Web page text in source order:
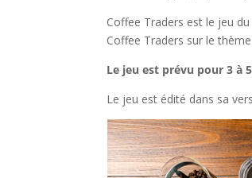
Coffee Traders est le jeu
Coffee Traders sur le
Le jeu est prévu pour 3 à
Le jeu est édité dans sa